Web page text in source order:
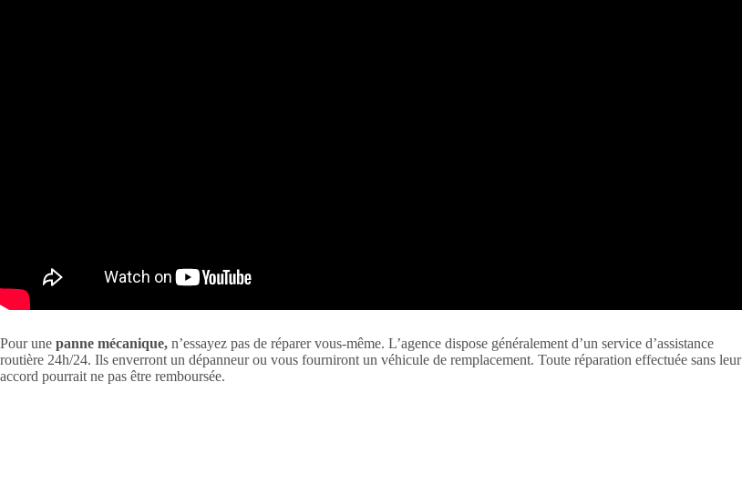
Pour une panne mécanique, n’essayez pas de réparer vous-même. L’agence dispose généralement d’un service d’assistance
routière 24h/24. Ils enverront un dépanneur ou vous fourniront un véhicule de remplacement. Toute réparation effectuée sans leur
accord pourrait ne pas être remboursée.